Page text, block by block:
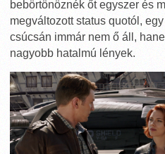
bebörtönöznék őt egyszer és
megváltozott status quotól,
csúcsán immár nem ő áll,
nagyobb hatalmú lények.